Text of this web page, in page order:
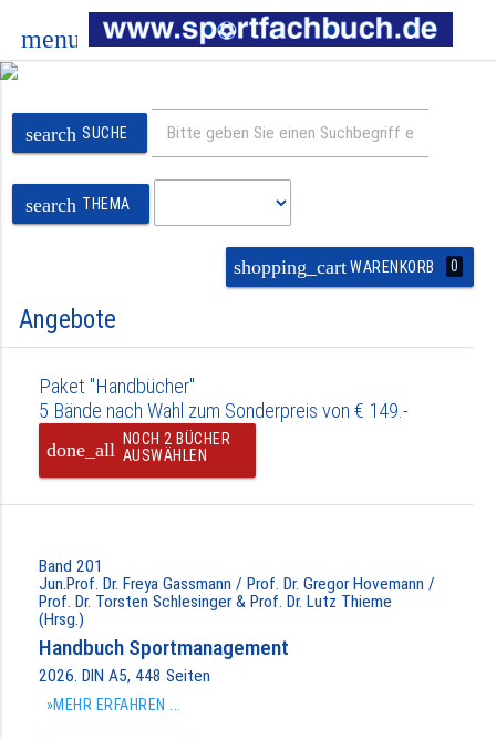
menu
search SUCHE
search THEMA
shopping_cartWARENKORB 0
Angebote
Paket "Handbücher"
5 Bände nach Wahl zum Sonderpreis von € 149.-
done_all
NOCH 2 BÜCHER
AUSWÄHLEN
Band 201
Jun.Prof. Dr. Freya Gassmann / Prof. Dr. Gregor Hovemann /
Prof. Dr. Torsten Schlesinger & Prof. Dr. Lutz Thieme
(Hrsg.)
Handbuch Sportmanagement
2026. DIN A5, 448 Seiten
»MEHR ERFAHREN ...